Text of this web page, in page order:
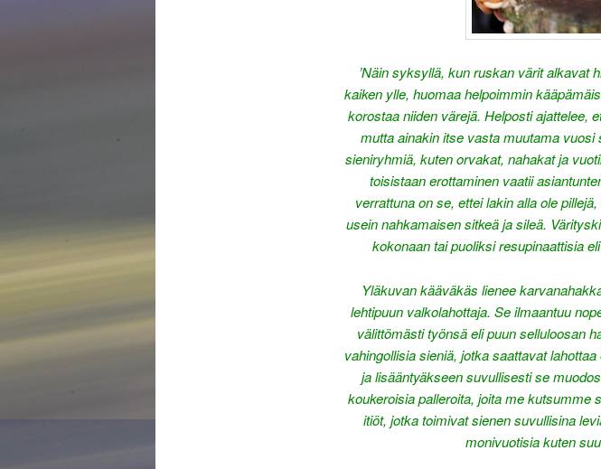
’Näin syksyllä, kun ruskan värit alkavat
kaiken ylle, huomaa helpoimmin
korostaa niiden värejä. Helposti ajattelee,
mutta ainakin itse vasta muutama
sieniryhmiä, kuten orvakat, nahakat ja
toisistaan erottaminen vaatii
verrattuna on se, ettei lakin alla ole
usein nahkamaisen sitkeä ja sileä.
kokonaan tai puoliksi resupinaattisia
Yläkuvan kääväkäs lienee
lehtipuun valkolahottaja. Se ilmaantuu
välittömästi työnsä eli puun selluloosan
vahingollisia sieniä, jotka saattavat
ja lisääntyäkseen suvullisesti se
koukeroisia palleroita, joita me
itiöt, jotka toimivat sienen suvullisina
monivuotisia kuten